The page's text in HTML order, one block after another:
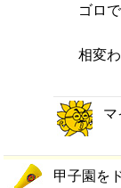
ゴロ
相変
甲子園を